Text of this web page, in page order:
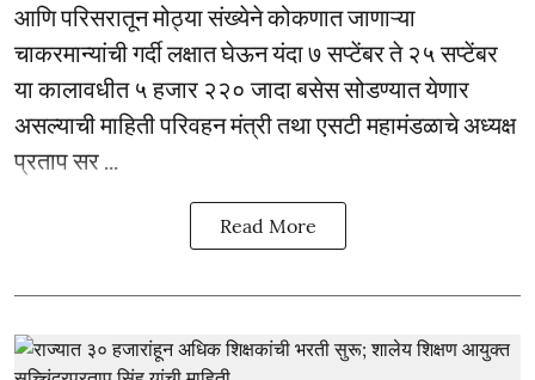
आणि परिसरातून मोठ्या संख्येने कोकणात जाणाऱ्या
चाकरमान्यांची गर्दी लक्षात घेऊन यंदा ७ सप्टेंबर ते २५ सप्टेंबर
या कालावधीत ५ हजार २२० जादा बसेस सोडण्यात येणार
असल्याची माहिती परिवहन मंत्री तथा एसटी महामंडळाचे अध्यक्ष
प्रताप सर ...
Read More